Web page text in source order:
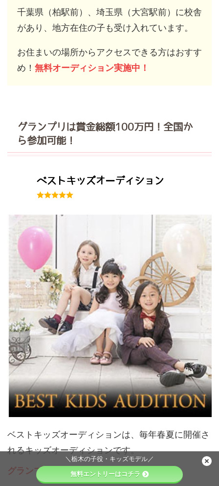
千葉県（柏駅前）、埼玉県（大宮駅前）に校舎
があり、地方在住の子も受け入れています。
お住まいの場所からアクセスできる方はおすす
め！ 無料オーディション実施中！
グランプリは賞金総額100万円！全国か
ら参加可能！
ベストキッズオーディション
ベストキッズオーディションは、毎年春夏に開催さ
れるキッズオーディションです。
グランプリは賞金総額100万円！
＼栃木の子役・キッズモデル／
無料エントリーはコチラ